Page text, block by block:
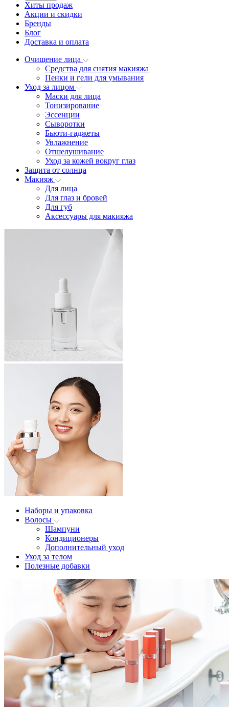
Хиты продаж
Акции и скидки
Бренды
Блог
Доставка и оплата
Очищение лица
Средства для снятия макияжа
Пенки и гели для умывания
Уход за лицом
Маски для лица
Тонизирование
Эссенции
Сыворотки
Бьюти-гаджеты
Увлажнение
Отшелушивание
Уход за кожей вокруг глаз
Защита от солнца
Макияж
Для лица
Для глаз и бровей
Для губ
Аксессуары для макияжа
Наборы и упаковка
Волосы
Шампуни
Кондиционеры
Дополнительный уход
Уход за телом
Полезные добавки